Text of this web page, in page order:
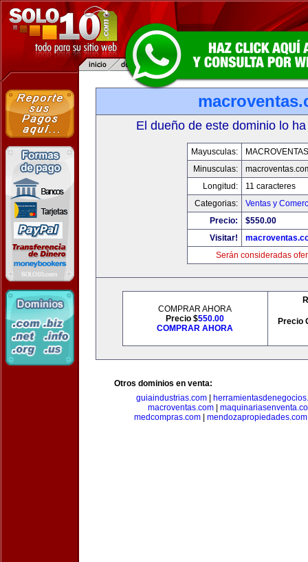
El dueño de este dominio lo
Mayusculas:
Minusculas:
Longitud:
11 caracteres
Categorias:
Ventas y
Precio:
$550.00
Visitar!
Serán consideradas
COMPRAR AHORA
Precio $550.00
COMPRAR AHORA
Precio
Otros dominios en venta:
guiaindustrias.com
macroventas.com
medcompras.com| mendozapropiedades.com